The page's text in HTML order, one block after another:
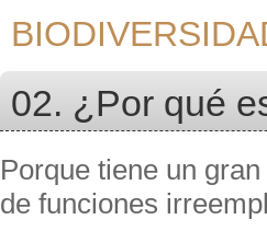
02. ¿Por qué
Porque tiene un
de funciones